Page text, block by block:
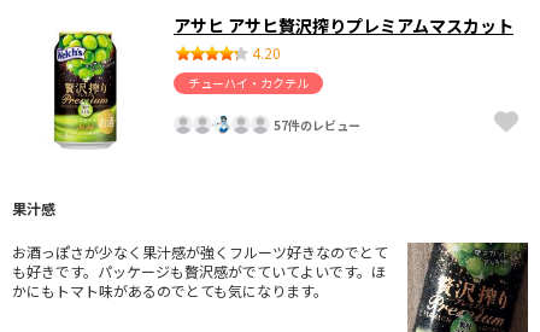
アサヒ アサヒ贅沢搾りプレミアムマスカット
4.20
チューハイ・カクテル
57件のレビュー
果汁感
お酒っぽさが少なく果汁感が強くフルーツ好きなのでとて
も好きです。パッケージも贅沢感がでていてよいです。ほ
かにもトマト味があるのでとても気になります。